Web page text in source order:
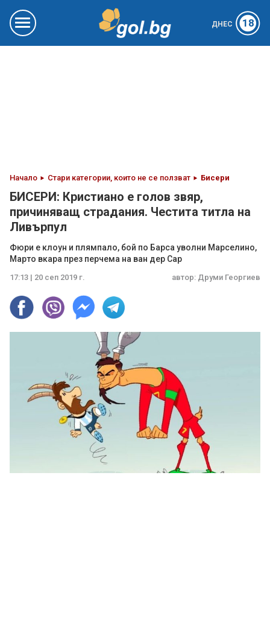
ДНЕС 18
Начало Стари категории, които не се ползват Бисери
БИСЕРИ: Кристиано е голов звяр,
причиняващ страдания. Честита титла на
Ливърпул
Фюри е клоун и плямпало, бой по Барса уволни Марселино,
Марто вкара през перчема на ван дер Сар
17:13 | 20 сеп 2019 г. автор: Друми Георгиев